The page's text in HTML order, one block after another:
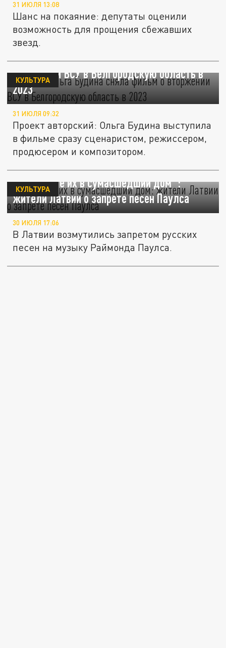
31 ИЮЛЯ 13:08
Шанс на покаяние: депутаты оценили
возможность для прощения сбежавших
звезд.
Актриса Ольга Будина сняла фильм о
вторжении ВСУ в Белгородскую область в
2023
КУЛЬТУРА
31 ИЮЛЯ 09:32
Проект авторский: Ольга Будина выступила
в фильме сразу сценаристом, режиссером,
продюсером и композитором.
"Отправьте их в сумасшедший дом":
жители Латвии о запрете песен Паулса
КУЛЬТУРА
30 ИЮЛЯ 17:06
В Латвии возмутились запретом русских
песен на музыку Раймонда Паулса.